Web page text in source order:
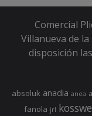
Comercial
Villanueva de
disposición
absoluk anadia anea
fanola jrl